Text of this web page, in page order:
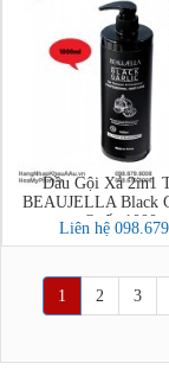
Dầu Gội Xả 2in1
BEAUJELLA Black
Quốc
Liên hệ
1 2 3